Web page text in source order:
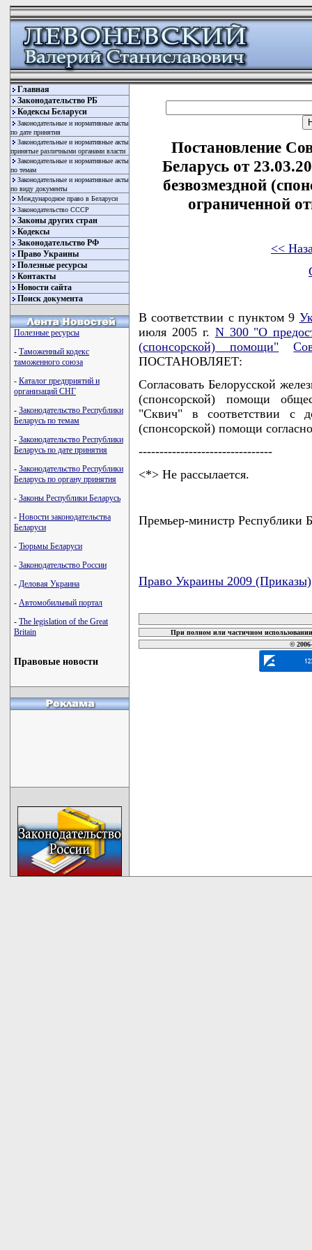
Главная
Законодательство РБ
Кодексы Беларуси
Законодательные и нормативные акты
по дате принятия
Законодательные и нормативные акты
принятые различными органами власти
Законодательные и нормативные акты
по темам
Законодательные и нормативные акты
по виду документы
Международное право в Беларуси
Законодательство СССР
Законы других стран
Кодексы
Законодательство РФ
Право Украины
Полезные ресурсы
Контакты
Новости сайта
Поиск документа
Полезные ресурсы
- Таможенный кодекс
таможенного союза
- Каталог предприятий и
организаций СНГ
- Законодательство Республики
Беларусь по темам
- Законодательство Республики
Беларусь по дате принятия
- Законодательство Республики
Беларусь по органу принятия
- Законы Республики Беларусь
- Новости законодательства
Беларуси
- Тюрьмы Беларуси
- Законодательство России
- Деловая Украина
- Автомобильный портал
- The legislation of the Great
Britain
Правовые новости
Постановление
Беларусь от
безвозмездной
ограниченной
<<
В соответствии с пунктом 9
июля 2005 г. N 300 "О
(спонсорской) помощи"
ПОСТАНОВЛЯЕТ:
Согласовать Белорусской
(спонсорской) помощи
"Сквич" в соответствии с
(спонсорской) помощи
--------------------------------
<*> Не рассылается.
Премьер-министр
Право Украины 2009 (Приказы)
При полном или частичном
©